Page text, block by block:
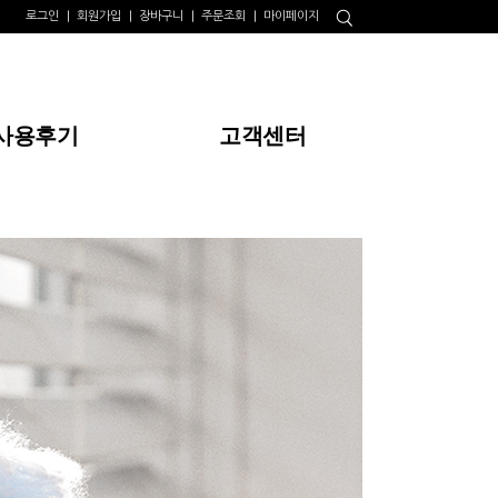
로그인 회원가입 장바구니 주문조회 마이페이지
용후기 고객센터